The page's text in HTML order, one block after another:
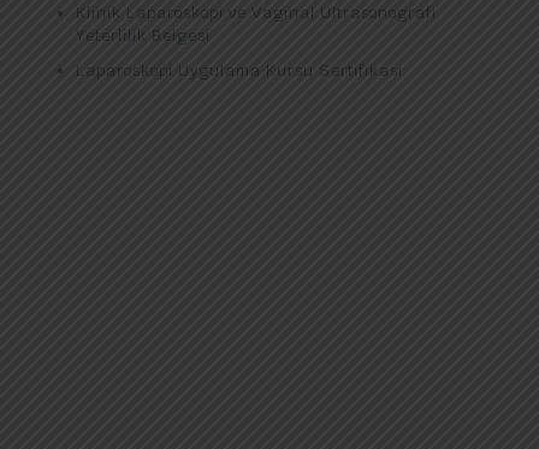
Klinik Laparoskopi ve Vaginal Ultrasonografi
Yeterlilik Belgesi
Laparoskopi Uygulama Kursu Sertifikası